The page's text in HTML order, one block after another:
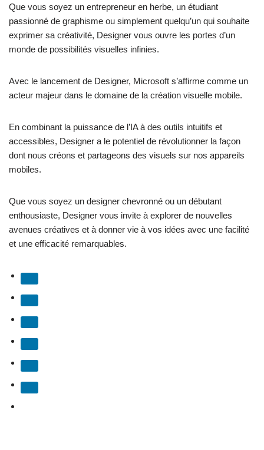
Que vous soyez un entrepreneur en herbe, un étudiant
passionné de graphisme ou simplement quelqu’un qui souhaite
exprimer sa créativité, Designer vous ouvre les portes d’un
monde de possibilités visuelles infinies.
Avec le lancement de Designer, Microsoft s’affirme comme un
acteur majeur dans le domaine de la création visuelle mobile.
En combinant la puissance de l’IA à des outils intuitifs et
accessibles, Designer a le potentiel de révolutionner la façon
dont nous créons et partageons des visuels sur nos appareils
mobiles.
Que vous soyez un designer chevronné ou un débutant
enthousiaste, Designer vous invite à explorer de nouvelles
avenues créatives et à donner vie à vos idées avec une facilité
et une efficacité remarquables.